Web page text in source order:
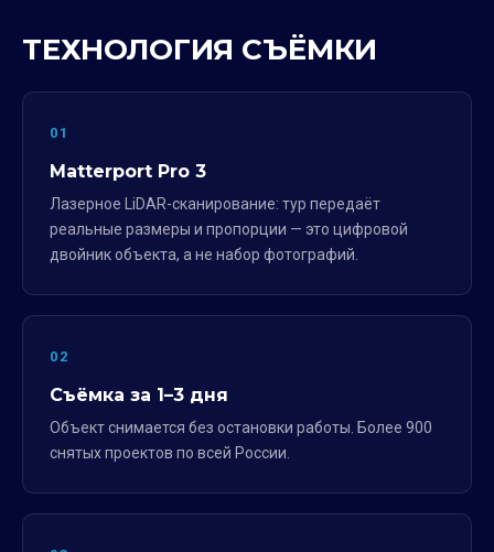
ТЕХНОЛОГИЯ СЪЁМКИ
01
Matterport Pro 3
Лазерное LiDAR-сканирование: тур передаёт
реальные размеры и пропорции — это цифровой
двойник объекта, а не набор фотографий.
02
Съёмка за 1–3 дня
Объект снимается без остановки работы. Более 900
снятых проектов по всей России.